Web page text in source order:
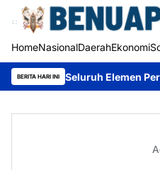
HomeNasionalDaerahEkonomi
BERITA HARI INI
Elemen Perkuat Pencegahan